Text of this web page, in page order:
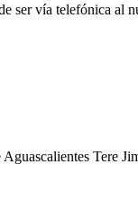
ser vía telefónica al
Tere